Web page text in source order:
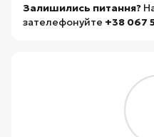
Залишились питання?
зателефонуйте +38 067